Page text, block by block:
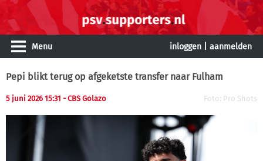
Menu inloggen aanmelden
Pepi blikt terug op afgeketste transfer naar Fulham
5 juni 2026 15:31 - CBS Golazo Foto: Pro Shots